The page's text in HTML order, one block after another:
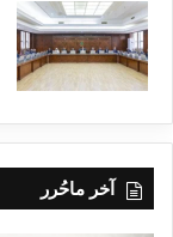
آخر ماحُرر